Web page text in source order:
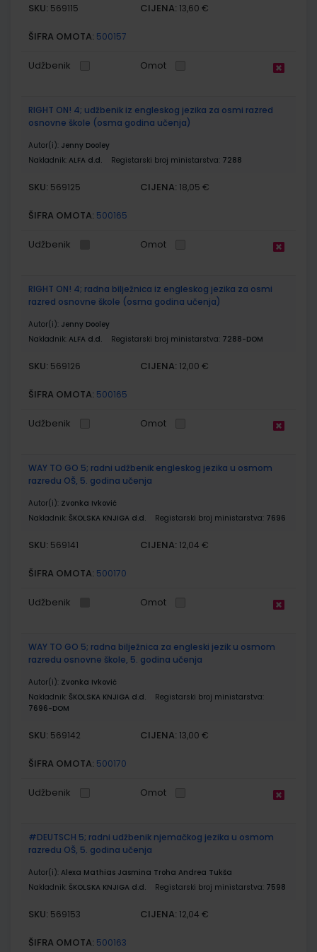
SKU: 569115 CIJENA: 13,60 €
ŠIFRA OMOTA: 500157
Udžbenik Omot
RIGHT ON! 4; udžbenik iz engleskog jezika za osmi razred
osnovne škole (osma godina učenja)
Autor(i): Jenny Dooley
Nakladnik: ALFA d.d. Registarski broj ministarstva: 7288
SKU: 569125 CIJENA: 18,05 €
ŠIFRA OMOTA: 500165
Udžbenik Omot
RIGHT ON! 4; radna bilježnica iz engleskog jezika za osmi
razred osnovne škole (osma godina učenja)
Autor(i): Jenny Dooley
Nakladnik: ALFA d.d. Registarski broj ministarstva: 7288-DOM
SKU: 569126 CIJENA: 12,00 €
ŠIFRA OMOTA: 500165
Udžbenik Omot
WAY TO GO 5; radni udžbenik engleskog jezika u osmom
razredu OŠ, 5. godina učenja
Autor(i): Zvonka Ivković
Nakladnik: ŠKOLSKA KNJIGA d.d. Registarski broj ministarstva: 7696
SKU: 569141 CIJENA: 12,04 €
ŠIFRA OMOTA: 500170
Udžbenik Omot
WAY TO GO 5; radna bilježnica za engleski jezik u osmom
razredu osnovne škole, 5. godina učenja
Autor(i): Zvonka Ivković
Nakladnik: ŠKOLSKA KNJIGA d.d.
Registarski broj ministarstva:
7696-DOM
SKU: 569142 CIJENA: 13,00 €
ŠIFRA OMOTA: 500170
Udžbenik Omot
#DEUTSCH 5; radni udžbenik njemačkog jezika u osmom
razredu OŠ, 5. godina učenja
Autor(i): Alexa Mathias Jasmina Troha Andrea Tukša
Nakladnik: ŠKOLSKA KNJIGA d.d. Registarski broj ministarstva: 7598
SKU: 569153 CIJENA: 12,04 €
ŠIFRA OMOTA: 500163